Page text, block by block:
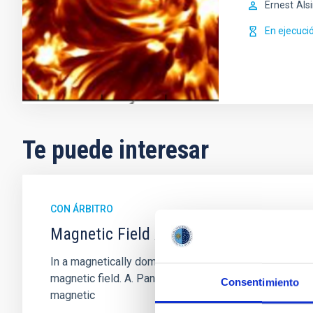
Consentimiento
Ernest
En
Te puede interesar
CON ÁRBITRO
Magnetic Field Alignment with Dense
In a magnetically dominated model of star
magnetic field. A. Pandhi et al. showed instead,
magnetic